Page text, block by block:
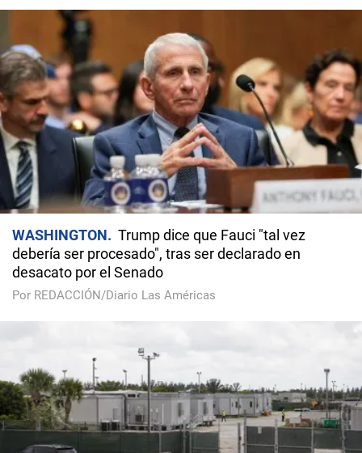
WASHINGTON
Trump dice que Fauci "tal vez
debería ser procesado", tras ser declarado en
desacato por el Senado
Por REDACCIÓN/Diario Las Américas